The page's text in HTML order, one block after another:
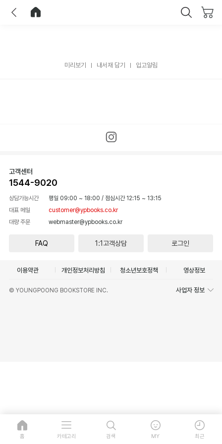
미리보기 내서재 담기 입고알림
고객센터
1544-9020
상담가능시간 평일 09:00 ~ 18:00 / 점심시간 12:15 ~ 13:15
대표 메일
customer@ypbooks.co.kr
대량 주문
webmaster@ypbooks.co.kr
FAQ 1:1고객상담 로그인
이용약관 개인정보처리방침 청소년보호정책 영상정보
© YOUNGPOONG BOOKSTORE INC. 사업자 정보
홈 카테고리 검색 MY 최근